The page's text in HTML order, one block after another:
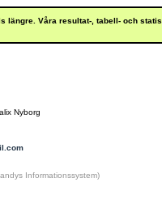
längre. Våra resultat-, tabell- och
Nyborg
Informationssystem)